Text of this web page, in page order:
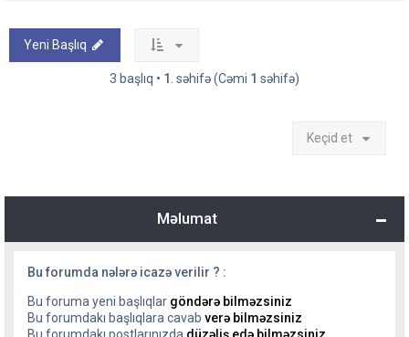
Yeni Başlıq
3 başlıq • 1 . səhifə (Cəmi 1 səhifə)
Keçid et
Məlumat
Bu forumda nələrə icazə verilir ? :
Bu foruma yeni başlıqlar göndərə bilməzsiniz
Bu forumdakı başlıqlara cavab verə bilməzsiniz